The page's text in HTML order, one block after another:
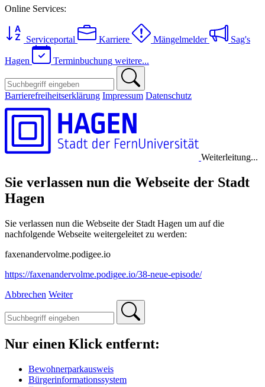
Online Services:
Serviceportal Karriere Mängelmelder Sag's
Hagen Terminbuchung weitere...
Barrierefreiheitserklärung Impressum Datenschutz
Weiterleitung...
Sie verlassen nun die Webseite der Stadt
Hagen
Sie verlassen nun die Webseite der Stadt Hagen um auf die
nachfolgende Webseite weitergeleitet zu werden:
faxenandervolme.podigee.io
https://faxenandervolme.podigee.io/38-neue-episode/
Abbrechen Weiter
Nur einen Klick entfernt:
Bewohnerparkausweis
Bürgerinformationssystem